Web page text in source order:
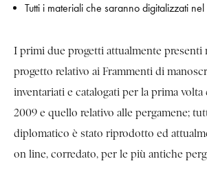
Tutti i materiali che saranno digitalizzati
I primi due progetti attualmente presenti
progetto relativo ai Frammenti di
inventariati e catalogati per la prima volta
2009 e quello relativo alle pergamene;
diplomatico è stato riprodotto ed
on line, corredato, per le più antiche